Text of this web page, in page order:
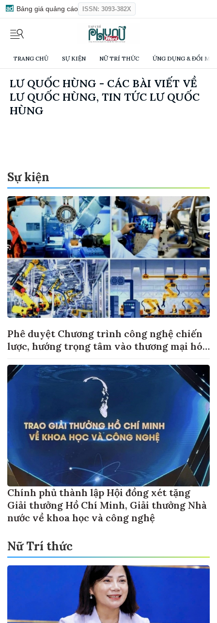
Bảng giá quảng cáo ISSN: 3093-382X
TRANG CHỦ SỰ KIỆN NỮ TRÍ THỨC ỨNG DỤNG & ĐỔI
LƯ QUỐC HÙNG - CÁC BÀI VIẾT VỀ
LƯ QUỐC HÙNG, TIN TỨC LƯ QUỐC
HÙNG
Sự kiện
Phê duyệt Chương trình công nghệ chiến
lược, hướng trọng tâm vào thương mại hóa
Chính phủ thành lập Hội đồng xét tặng
Giải thưởng Hồ Chí Minh, Giải thưởng Nhà
nước về khoa học và công nghệ
Nữ Trí thức